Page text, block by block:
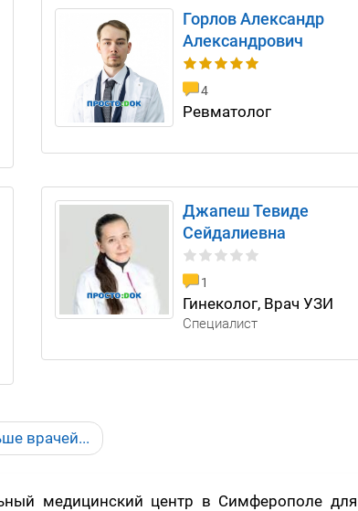
Горлов Александр
Александрович
4
Ревматолог
Джапеш Тевиде
Сейдалиевна
1
Гинеколог, Врач УЗИ
Специалист
врачей...
медицинский центр в Симферополе для